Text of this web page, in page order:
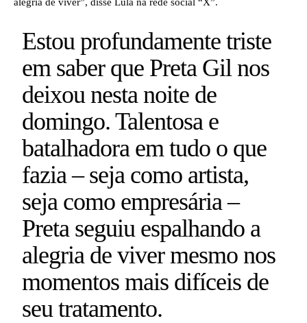
Estou profundamente triste
em saber que Preta Gil nos
deixou nesta noite de
domingo. Talentosa e
batalhadora em tudo o que
fazia – seja como artista,
seja como empresária –
Preta seguiu espalhando a
alegria de viver mesmo nos
momentos mais difíceis de
seu tratamento.